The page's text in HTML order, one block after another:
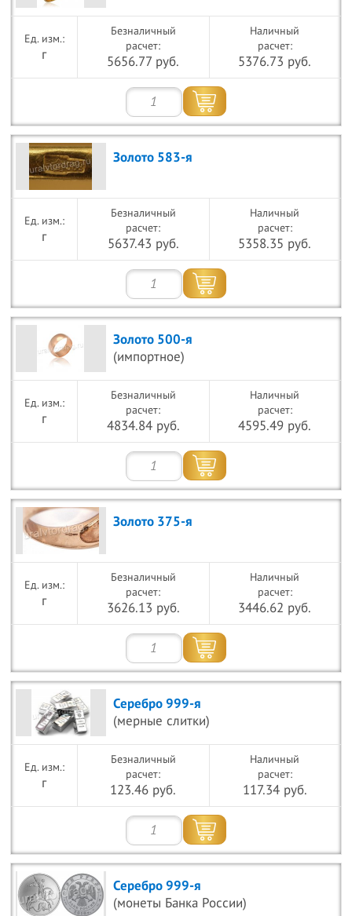
г
Безналичный
расчет:
5656.77 руб.
Наличный
расчет:
5376.73 руб.
Золото 583-я
г
Безналичный
расчет:
5637.43 руб.
Наличный
расчет:
5358.35 руб.
Золото 500-я
(импортное)
г
Безналичный
расчет:
4834.84 руб.
Наличный
расчет:
4595.49 руб.
Золото 375-я
г
Безналичный
расчет:
3626.13 руб.
Наличный
расчет:
3446.62 руб.
Серебро 999-я
(мерные слитки)
г
Безналичный
расчет:
123.46 руб.
Наличный
расчет:
117.34 руб.
Серебро 999-я
(монеты Банка России)